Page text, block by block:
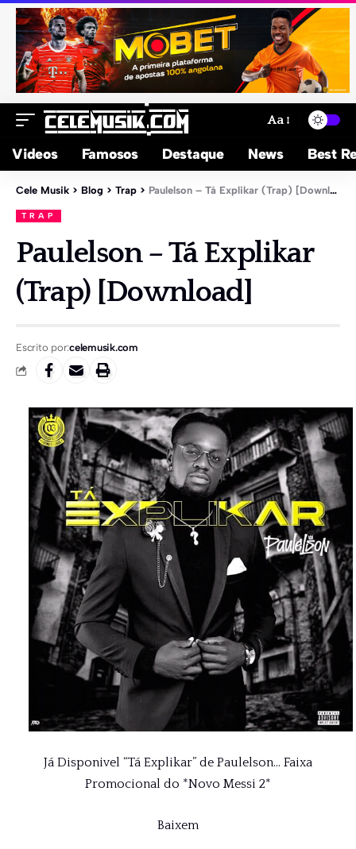
Aa
Videos Famosos Destaque News Best
Cele Musik > Blog > Trap > Paulelson – Tá Explikar (Trap) [Download]
TRAP
Paulelson – Tá Explikar
(Trap) [Download]
Escrito por:celemusik.com
Já Disponivel “Tá Explikar” de Paulelson… Faixa
Promocional do *Novo Messi 2*
Baixem